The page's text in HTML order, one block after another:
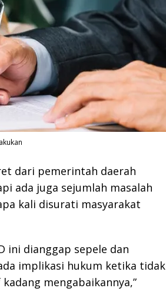
dari pemerintah daerah
ada juga sejumlah masalah
kali disurati masyarakat
ini dianggap sepele dan
implikasi hukum ketika tidak
mengabaikannya,”